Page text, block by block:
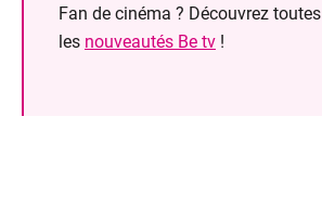
Fan de cinéma ? Découvrez toutes
les nouveautés Be tv!